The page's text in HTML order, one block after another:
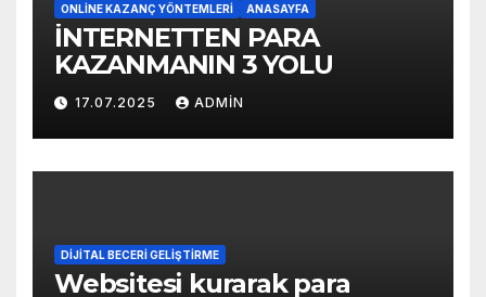
ONLINE KAZANÇ YÖNTEMLERI ANASAYFA
İNTERNETTEN PARA
KAZANMANIN 3 YOLU
17.07.2025 ADMIN
DIJITAL BECERI GELIŞTIRME
Websitesi kurarak para